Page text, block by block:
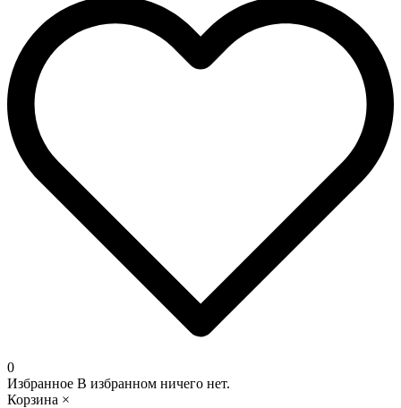
0
Избранное В избранном ничего нет.
Корзина ×